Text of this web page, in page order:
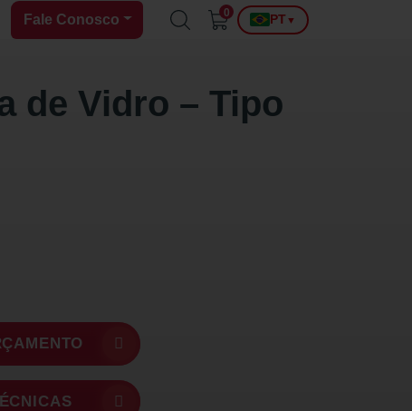
Fale Conosco 0 PT ▼
de Vidro – Tipo